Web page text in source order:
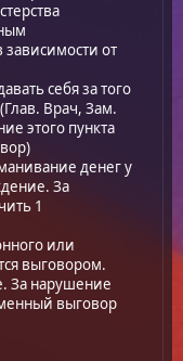
от
себя за того
Врач, Зам.
этого пункта
денег у
За
1
или
выговором.
За нарушение
выговор